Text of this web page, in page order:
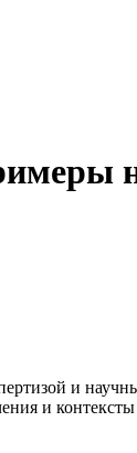
и
и контексты